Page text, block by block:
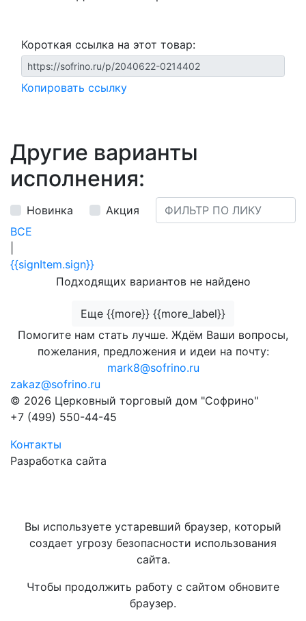
Короткая ссылка на этот товар:
Копировать ссылку
Другие варианты
исполнения:
Новинка
Акция
ВСЕ
{{signItem.sign}}
Подходящих вариантов не найдено
Еще {{more}} {{more_label}}
Помогите нам стать лучше. Ждём Ваши вопросы,
пожелания, предложения и идеи на почту:
mark8@sofrino.ru
zakaz@sofrino.ru
© 2026 Церковный торговый дом "Софрино"
+7 (499) 550-44-45
Контакты
Разработка сайта
Вы используете устаревший браузер, который
создает угрозу безопасности использования
сайта.
Чтобы продолжить работу с сайтом обновите
браузер.